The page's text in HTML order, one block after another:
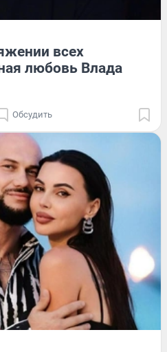
всех
любовь Влада
Обсудить